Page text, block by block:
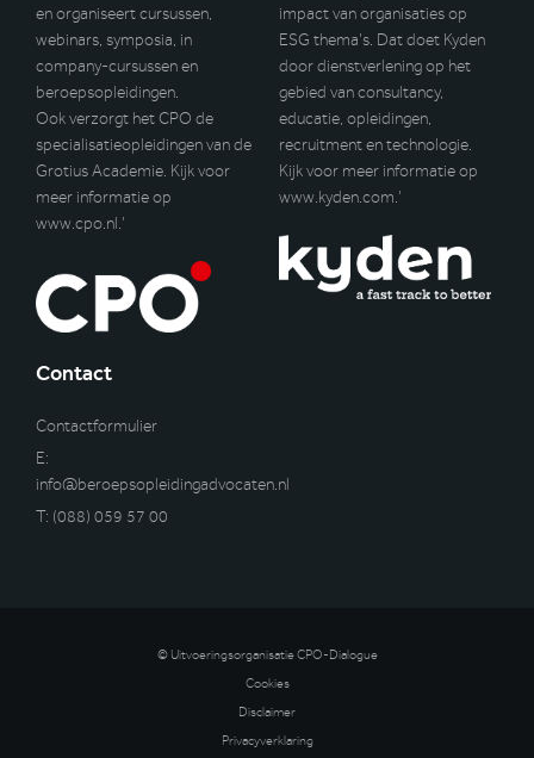
en organiseert cursussen,
webinars, symposia, in
company-cursussen en
beroepsopleidingen.
Ook verzorgt het CPO de
specialisatieopleidingen van de
Grotius Academie. Kijk voor
meer informatie op
www.cpo.nl.’
impact van organisaties op
ESG thema’s. Dat doet Kyden
door dienstverlening op het
gebied van consultancy,
educatie, opleidingen,
recruitment en technologie.
Kijk voor meer informatie op
www.kyden.com.’
Contact
Contactformulier
E:
info@beroepsopleidingadvocaten.nl
T: (088) 059 57 00
© Uitvoeringsorganisatie CPO-Dialogue
Cookies
Disclaimer
Privacyverklaring